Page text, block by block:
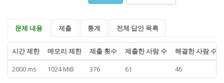
문제 내용 제출 통계 전체 답안 목록
시간 제한 메모리 제한 제출 횟수 제출한 사람 수
해결한 사람 수
2000 ms
1024 MiB 376 61 46